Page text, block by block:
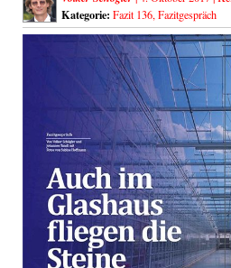
Kategorie: Fazit 136, Fazitgespräch